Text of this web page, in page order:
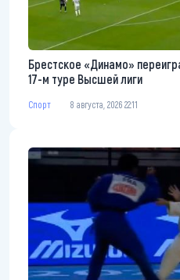
Брестское «Динамо»
17-м туре Высшей лиги
Спорт 8 августа, 2026 22:11